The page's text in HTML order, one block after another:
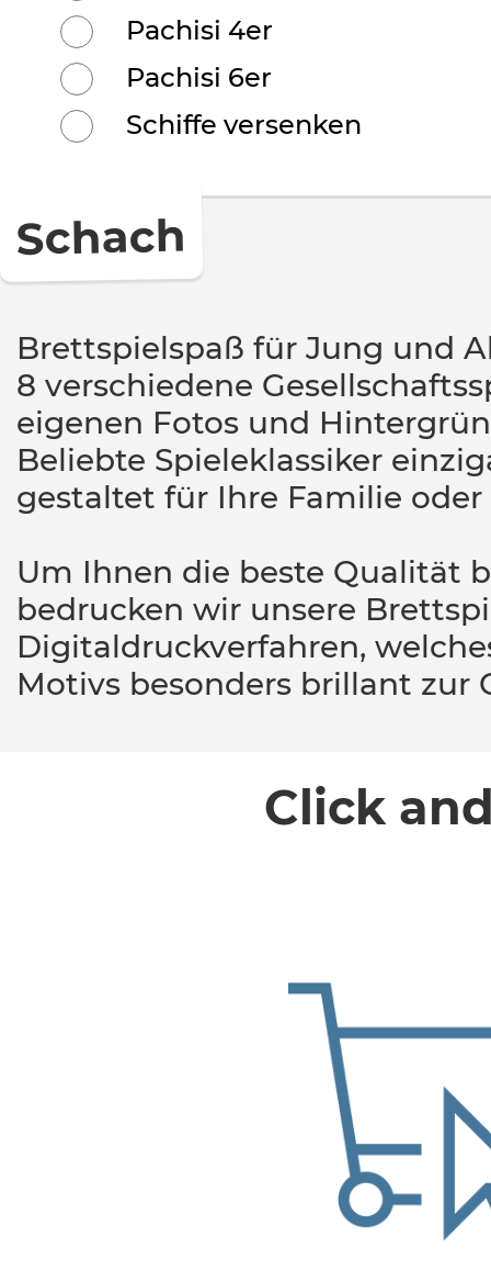
Pachisi 4er
Pachisi 6er
Schiffe versenken
Schach
Brettspielspaß für Jung und
8 verschiedene
eigenen Fotos und
Beliebte Spieleklassiker
gestaltet für Ihre Familie oder
Um Ihnen die beste Qualität
bedrucken wir unsere
Digitaldruckverfahren,
Motivs besonders brillant zur
Click